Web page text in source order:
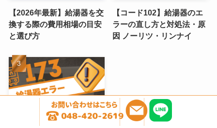
【2026年最新】給湯器を交
換する際の費用相場の目安
と選び方
【コード102】給湯器のエ
ラーの直し方と対処法・原
因 ノーリツ・リンナイ
【コード173】給湯器のエ